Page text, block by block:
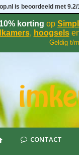
is beoordeeld met 9.2/
10% korting op
, hoogsels
Geldig t/
CONTACT